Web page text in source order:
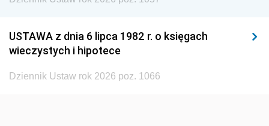
1929 1928 1927
USTAWA z dnia 6 lipca 1982 r. o księgach
wieczystych i hipotece
Dziennik Ustaw rok 2026 poz. 1066